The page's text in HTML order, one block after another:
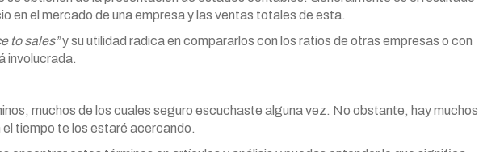
en el mercado de una empresa y las ventas totales de esta.
to sales”y su utilidad radica en compararlos con los ratios de otras empresas o con
involucrada.
muchos de los cuales seguro escuchaste alguna vez. No obstante, hay muchos
tiempo te los estaré acercando.